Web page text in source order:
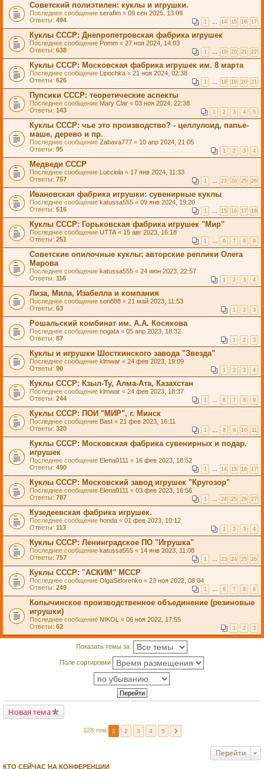
Советский полиэтилен: куклы и игрушки.
Последнее сообщение serafim « 09 сен 2025, 13:09
Ответы: 494 1 … 14 15 16 17
Куклы СССР: Днепропетровская фабрика игрушек
Последнее сообщение Pomm « 27 ноя 2024, 14:03
Ответы: 638 1 … 19 20 21 22
Куклы СССР: Московская фабрика игрушек им. 8 марта
Последнее сообщение Lipochka « 21 ноя 2024, 02:38
Ответы: 626 1 … 18 19 20 21
Пупсики СССР: теоретические аспекты
Последнее сообщение Mary Clar « 03 ноя 2024, 22:38
Ответы: 143 1 2 3 4 5
Куклы СССР: чье это производство? - целлулоид, папье-
маше, дерево и пр.
Последнее сообщение Zabava777 « 10 апр 2024, 21:05
Ответы: 95 1 2 3 4
Медведи СССР
Последнее сообщение Lucciola « 17 янв 2024, 11:33
Ответы: 757 1 … 23 24 25 26
Ивановская фабрика игрушки: сувенирные куклы
Последнее сообщение katussa555 « 09 янв 2024, 19:20
Ответы: 516 1 … 15 16 17 18
Куклы СССР: Горьковская фабрика игрушек "Мир"
Последнее сообщение UTTA « 15 авг 2023, 16:18
Ответы: 251 1 … 6 7 8 9
Советские опилочные куклы: авторские реплики Олега
Марова
Последнее сообщение katussa555 « 24 июн 2023, 22:57
Ответы: 116 1 2 3 4
Лиза, Мила, Изабелла и компания
Последнее сообщение son888 « 21 май 2023, 11:53
Ответы: 63 1 2 3
Рошальский комбинат им. А.А. Косякова
Последнее сообщение nogata « 05 апр 2023, 18:32
Ответы: 87 1 2 3
Куклы и игрушки Шосткинского завода "Звезда"
Последнее сообщение klmwar « 24 фев 2023, 19:09
Ответы: 90 1 2 3 4
Куклы СССР: Кзыл-Ту, Алма-Ата, Казахстан
Последнее сообщение klmwar « 24 фев 2023, 18:37
Ответы: 244 1 … 6 7 8 9
Куклы СССР: ПОИ "МИР", г. Минск
Последнее сообщение Bast « 21 фев 2023, 16:11
Ответы: 320 1 … 8 9 10 11
Куклы СССР: Московская фабрика сувенирных и подар.
игрушек
Последнее сообщение Elena0111 « 16 фев 2023, 18:52
Ответы: 490 1 … 14 15 16 17
Куклы СССР: Московский завод игрушек "Кругозор"
Последнее сообщение Elena0111 « 03 фев 2023, 16:56
Ответы: 787 1 … 24 25 26 27
Кузедеевская фабрика игрушек.
Последнее сообщение honda « 01 фев 2023, 10:12
Ответы: 113 1 2 3 4
Куклы СССР: Ленинградское ПО "Игрушка"
Последнее сообщение katussa555 « 14 янв 2023, 11:08
Ответы: 757 1 … 23 24 25 26
Куклы СССР: "АСКИМ" МССР
Последнее сообщение OlgaSidorenko « 23 ноя 2022, 08:04
Ответы: 249 1 … 6 7 8 9
Копычинское производственное объединение (резиновые
игрушки)
Последнее сообщение NIKOL « 06 ноя 2022, 17:55
Ответы: 62 1 2 3
Показать темы за:
Поле сортировки
Новая тема
128 тем 1 2 3 4 5
Перейти
КТО СЕЙЧАС НА КОНФЕРЕНЦИИ